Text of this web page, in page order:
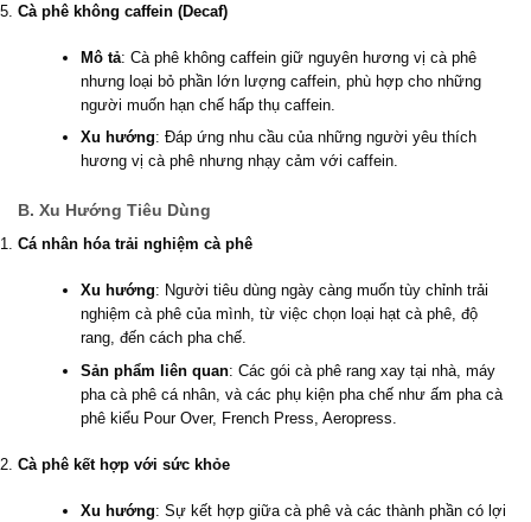
Cà phê không caffein (Decaf)
Mô tả: Cà phê không caffein giữ nguyên hương vị cà phê
nhưng loại bỏ phần lớn lượng caffein, phù hợp cho những
người muốn hạn chế hấp thụ caffein.
Xu hướng: Đáp ứng nhu cầu của những người yêu thích
hương vị cà phê nhưng nhạy cảm với caffein.
B. Xu Hướng Tiêu Dùng
Cá nhân hóa trải nghiệm cà phê
Xu hướng: Người tiêu dùng ngày càng muốn tùy chỉnh trải
nghiệm cà phê của mình, từ việc chọn loại hạt cà phê, độ
rang, đến cách pha chế.
Sản phẩm liên quan: Các gói cà phê rang xay tại nhà, máy
pha cà phê cá nhân, và các phụ kiện pha chế như ấm pha cà
phê kiểu Pour Over, French Press, Aeropress.
Cà phê kết hợp với sức khỏe
Xu hướng: Sự kết hợp giữa cà phê và các thành phần có lợi